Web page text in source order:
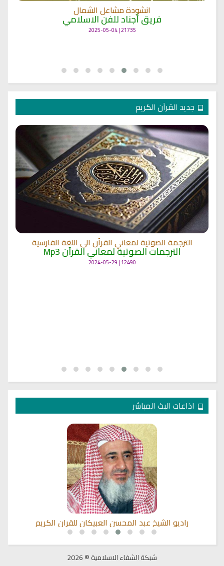
انشودة مشاعل الشمال
فريق أجناد للفن الاسلامي
21735 | 2025-05-04
جديد القرآن الكريم
الترجمة الصوتية لمعاني القرآن الى اللغة الفارسية
الترجمات الصوتية لمعاني القرآن Mp3
12490 | 2024-05-29
اذاعات البث المباشر
راديو الشيخ عبد المحسن العبيكان للقران الكريم
شبكة الشفاء الاسلامية © 2026